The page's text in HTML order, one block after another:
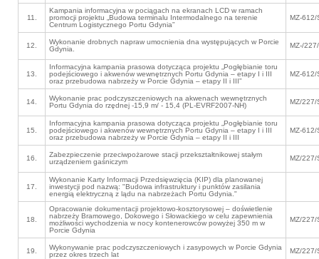
11.
Kampania informacyjna w pociągach na ekranach LCD w ramach
promocji projektu „Budowa terminalu Intermodalnego na terenie
Centrum Logistycznego Portu Gdynia”
MZ-612/
12.
Wykonanie drobnych napraw umocnienia dna występujących w Porcie
Gdynia.
MZ-/
13.
Informacyjna kampania prasowa dotycząca projektu „Pogłębianie toru
podejściowego i akwenów wewnętrznych Portu Gdynia – etapy I i III
oraz przebudowa nabrzeży w Porcie Gdynia – etapy II i III”
MZ-612/
14.
Wykonanie prac podczyszczeniowych na akwenach wewnętrznych
Portu Gdynia do rzędnej -15,9 m/ - 15,4 (PL-EVRF2007-NH)
MZ/227/
15.
Informacyjna kampania prasowa dotycząca projektu „Pogłębianie toru
podejściowego i akwenów wewnętrznych Portu Gdynia – etapy I i III
oraz przebudowa nabrzeży w Porcie Gdynia – etapy II i III
MZ-612/
16.
Zabezpieczenie przeciwpożarowe stacji przekształtnikowej stałym
urządzeniem gaśniczym
MZ/227/
17.
Wykonanie Karty Informacji Przedsięwzięcia (KIP) dla planowanej
inwestycji pod nazwą: "Budowa infrastruktury i punktów zasilania
energią elektryczną z lądu na nabrzeżach Portu Gdynia."
18.
Opracowanie dokumentacji projektowo-kosztorysowej – doświetlenie
nabrzeży Bramowego, Dokowego i Słowackiego w celu zapewnienia
możliwości wychodzenia w nocy kontenerowców powyżej 350 m w
Porcie Gdynia
MZ/227/
19.
Wykonywanie prac podczyszczeniowych i zasypowych w Porcie Gdynia
przez okres trzech lat
MZ/227/